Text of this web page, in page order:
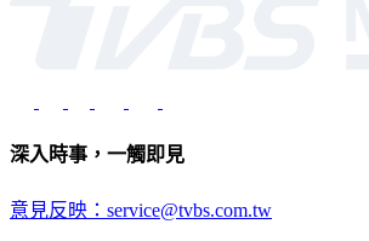
深入時事，一觸即見
意見反映：service@tvbs.com.tw